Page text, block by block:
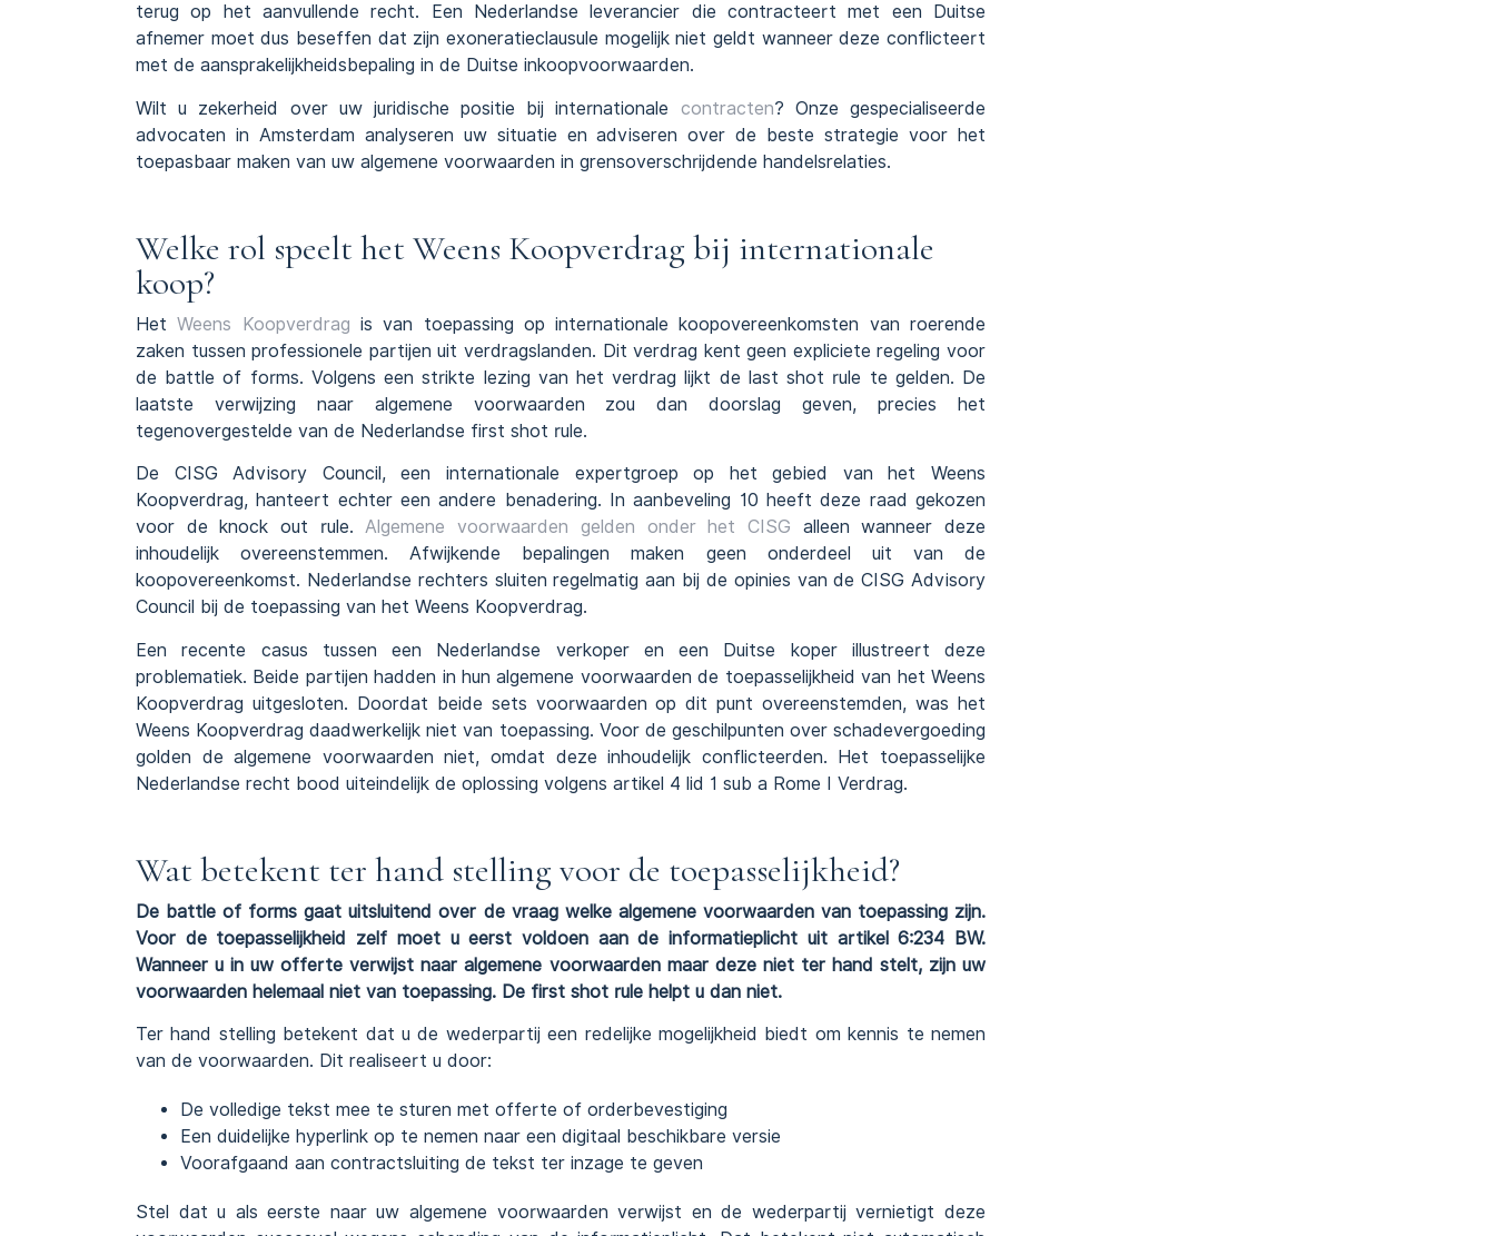
terug op het aanvullende recht. Een Nederlandse leverancier die contracteert met een Duitse
afnemer moet dus beseffen dat zijn exoneratieclausule mogelijk niet geldt wanneer deze conflicteert
met de aansprakelijkheidsbepaling in de Duitse inkoopvoorwaarden.
Wilt u zekerheid over uw juridische positie bij internationale contracten? Onze gespecialiseerde
advocaten in Amsterdam analyseren uw situatie en adviseren over de beste strategie voor het
toepasbaar maken van uw algemene voorwaarden in grensoverschrijdende handelsrelaties.
Welke rol speelt het Weens Koopverdrag bij internationale
koop?
HetWeens Koopverdrag is van toepassing op internationale koopovereenkomsten van roerende
zaken tussen professionele partijen uit verdragslanden. Dit verdrag kent geen expliciete regeling voor
de battle of forms. Volgens een strikte lezing van het verdrag lijkt de last shot rule te gelden. De
laatste verwijzing naar algemene voorwaarden zou dan doorslag geven, precies het
tegenovergestelde van de Nederlandse first shot rule.
De CISG Advisory Council, een internationale expertgroep op het gebied van het Weens
Koopverdrag, hanteert echter een andere benadering. In aanbeveling 10 heeft deze raad gekozen
voor de knock out rule.Algemene voorwaarden gelden onder het CISG alleen wanneer deze
inhoudelijk overeenstemmen. Afwijkende bepalingen maken geen onderdeel uit van de
koopovereenkomst. Nederlandse rechters sluiten regelmatig aan bij de opinies van de CISG Advisory
Council bij de toepassing van het Weens Koopverdrag.
Een recente casus tussen een Nederlandse verkoper en een Duitse koper illustreert deze
problematiek. Beide partijen hadden in hun algemene voorwaarden de toepasselijkheid van het Weens
Koopverdrag uitgesloten. Doordat beide sets voorwaarden op dit punt overeenstemden, was het
Weens Koopverdrag daadwerkelijk niet van toepassing. Voor de geschilpunten over schadevergoeding
golden de algemene voorwaarden niet, omdat deze inhoudelijk conflicteerden. Het toepasselijke
Nederlandse recht bood uiteindelijk de oplossing volgens artikel 4 lid 1 sub a Rome I Verdrag.
Wat betekent ter hand stelling voor de toepasselijkheid?
De battle of forms gaat uitsluitend over de vraag welke algemene voorwaarden van toepassing zijn.
Voor de toepasselijkheid zelf moet u eerst voldoen aan de informatieplicht uit artikel 6:234 BW.
Wanneer u in uw offerte verwijst naar algemene voorwaarden maar deze niet ter hand stelt, zijn uw
voorwaarden helemaal niet van toepassing. De first shot rule helpt u dan niet.
Ter hand stelling betekent dat u de wederpartij een redelijke mogelijkheid biedt om kennis te nemen
van de voorwaarden. Dit realiseert u door:
De volledige tekst mee te sturen met offerte of orderbevestiging
Een duidelijke hyperlink op te nemen naar een digitaal beschikbare versie
Voorafgaand aan contractsluiting de tekst ter inzage te geven
Stel dat u als eerste naar uw algemene voorwaarden verwijst en de wederpartij vernietigt deze